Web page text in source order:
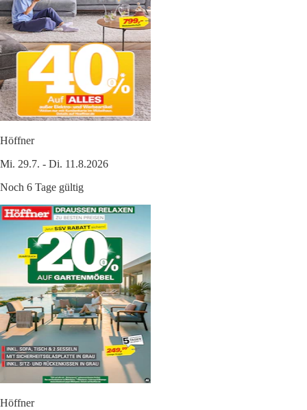
Höffner
Mi. 29.7. - Di. 11.8.2026
Noch 6 Tage gültig
Höffner